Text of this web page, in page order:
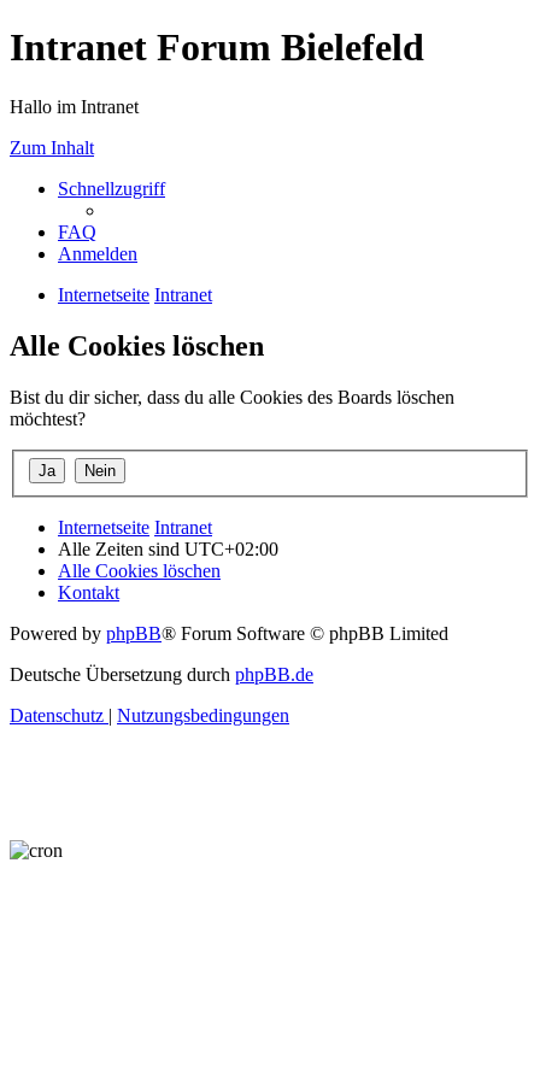
Intranet Forum Bielefeld
Hallo im Intranet
Zum Inhalt
Schnellzugriff
FAQ
Anmelden
Internetseite Intranet
Alle Cookies löschen
Bist du dir sicher, dass du alle Cookies des Boards löschen
möchtest?
Internetseite Intranet
Alle Zeiten sind UTC+02:00
Alle Cookies löschen
Kontakt
Powered by phpBB® Forum Software © phpBB Limited
Deutsche Übersetzung durch phpBB.de
Datenschutz | Nutzungsbedingungen